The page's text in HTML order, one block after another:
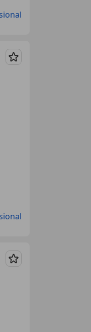
Guardar
Guardar